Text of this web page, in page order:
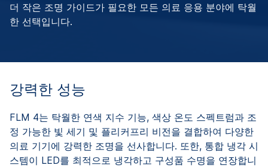
더 작은 조명 가이드가 필요한 모든 의료 응용 분야에 탁월
한 선택입니다.
강력한 성능
FLM 4는 탁월한 연색 지수 기능, 색상 온도 스펙트럼과 조
정 가능한 빛 세기 및 플리커프리 비전을 결합하여 다양한
의료 기기에 강력한 조명을 선사합니다. 또한, 통합 냉각 시
스템이 LED를 최적으로 냉각하고 구성품 수명을 연장합니